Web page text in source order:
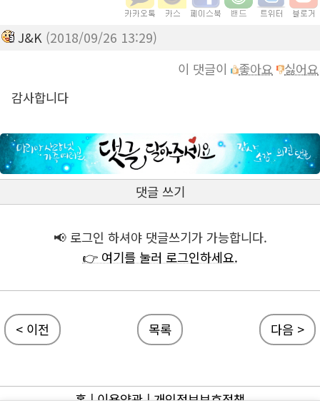
J&K (2018/09/26 13:29)
이 댓글이
좋아요
싫어요
감사합니다
댓글 쓰기
📢 로그인 하셔야 댓글쓰기가 가능합니다.
👉 여기를 눌러 로그인하세요.
< 이전 목록 다음 >
홈|이용약관|개인정보보호정책